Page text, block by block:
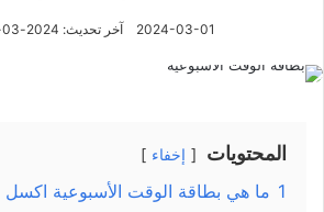
2024-03-01 آخر تحديث: 2024-03-01
المحتويات إخفاء
1 ما هي بطاقة الوقت الأسبوعية اكسل Excel؟